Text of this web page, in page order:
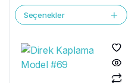
Seçenekler